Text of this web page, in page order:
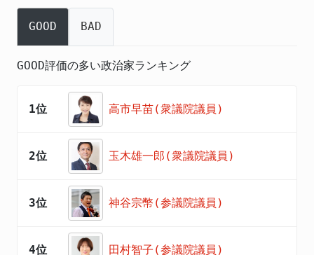
GOOD BAD
GOOD評価の多い政治家ランキング
1位 高市早苗(衆議院議員)
2位 玉木雄一郎(衆議院議員)
3位 神谷宗幣(参議院議員)
4位 田村智子(参議院議員)